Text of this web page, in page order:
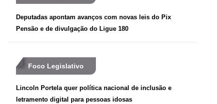
Deputadas apontam avanços com novas leis do Pix
Pensão e de divulgação do Ligue 180
Foco Legislativo
Lincoln Portela quer política nacional de inclusão e
letramento digital para pessoas idosas